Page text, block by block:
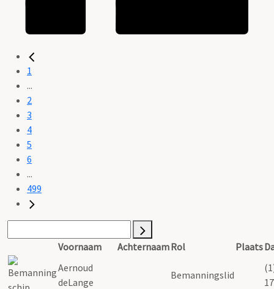
1
...
2
3
4
5
6
...
499
Voornaam AchternaamRol Plaats
Aernoud
deLange
Bemanningslid